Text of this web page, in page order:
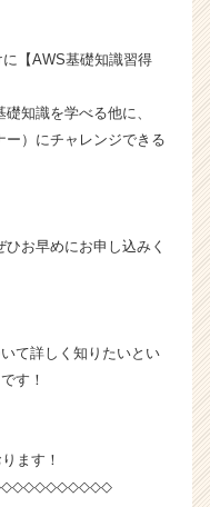
【AWS基礎知識習得
知識を学べる他に、
）にチャレンジできる
お早めにお申し込みく
て詳しく知りたいとい
す！
ます！